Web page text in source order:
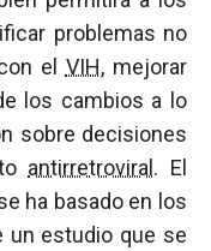
problemas no
el VIH, mejorar
los cambios a lo
sobre decisiones
antirretroviral . El
ha basado en los
un estudio que se